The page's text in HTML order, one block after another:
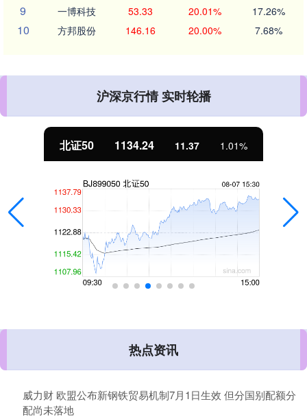
9 一博科技 53.33 20.01% 17.26%
10 方邦股份 146.16 20.00% 7.68%
沪深京行情 实时轮播
北证50 1134.24 11.37 1.01%
热点资讯
威力财 欧盟公布新钢铁贸易机制7月1日生效 但分国别配额分
配尚未落地